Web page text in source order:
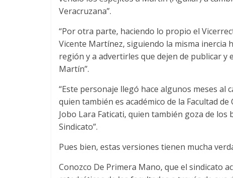
Veracruzana”.
“Por otra parte, haciendo lo propio el
Vicente Martínez, siguiendo la misma inercia
región y a advertirles que dejen de publicar
Martín”.
“Este personaje llegó hace algunos meses
quien también es académico de la Facultad de
Jobo Lara Faticati, quien también goza de
Sindicato”.
Pues bien, estas versiones tienen mucha
Conozco De Primera Mano, que el sindicato